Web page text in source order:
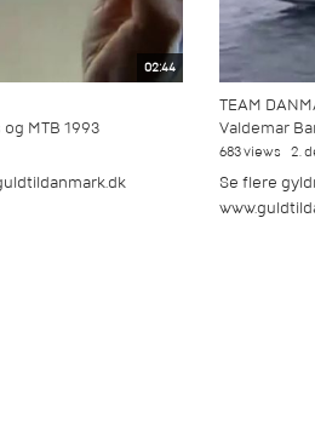
02:44
MTB 1993
TEAM
Valdemar
683 views 2.
Se flere